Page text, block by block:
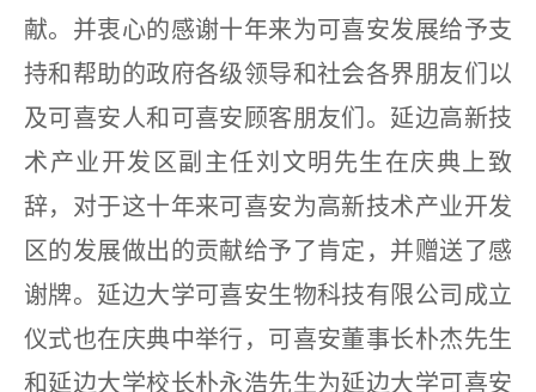
献。并衷心的感谢十年来为可喜安发展给予支
持和帮助的政府各级领导和社会各界朋友们以
及可喜安人和可喜安顾客朋友们。延边高新技
术产业开发区副主任刘文明先生在庆典上致
辞，对于这十年来可喜安为高新技术产业开发
区的发展做出的贡献给予了肯定，并赠送了感
谢牌。延边大学可喜安生物科技有限公司成立
仪式也在庆典中举行，可喜安董事长朴杰先生
和延边大学校长朴永浩先生为延边大学可喜安